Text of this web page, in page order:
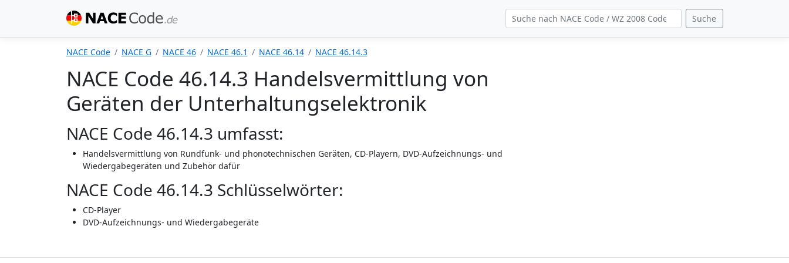
Suche
NACE Code NACE G NACE 46 NACE 46.1 NACE 46.14 NACE 46.14.3
NACE Code 46.14.3 Handelsvermittlung von
Geräten der Unterhaltungselektronik
NACE Code 46.14.3 umfasst:
Handelsvermittlung von Rundfunk- und phonotechnischen Geräten, CD-Playern, DVD-Aufzeichnungs- und
Wiedergabegeräten und Zubehör dafür
NACE Code 46.14.3 Schlüsselwörter:
CD-Player
DVD-Aufzeichnungs- und Wiedergabegeräte